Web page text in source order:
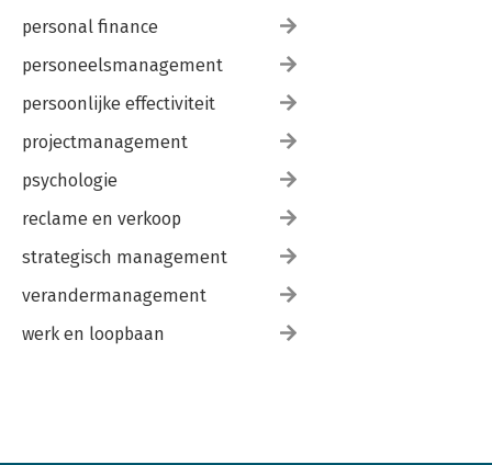
personal finance
personeelsmanagement
persoonlijke effectiviteit
projectmanagement
psychologie
reclame en verkoop
strategisch management
verandermanagement
werk en loopbaan